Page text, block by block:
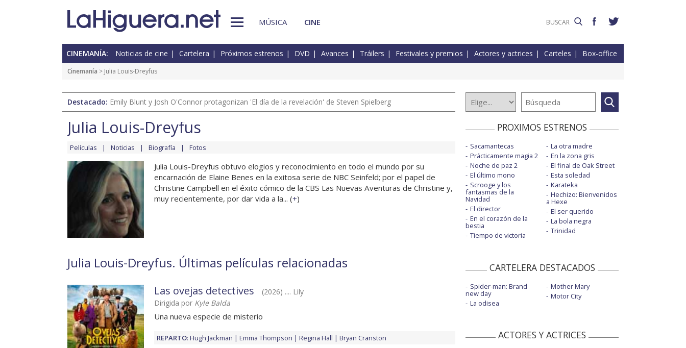
MÚSICA CINE
CINEMANÍA: Noticias de cine Cartelera Próximos estrenos DVD Avances Tráilers Festivales y premios Actores y actrices Carteles Box-office
Cinemanía > Julia Louis-Dreyfus
Destacado: Emily Blunt y Josh O'Connor protagonizan 'El día de la revelación' de Steven Spielberg
Julia Louis-Dreyfus
Películas Noticias Biografía Fotos
Julia Louis-Dreyfus obtuvo elogios y reconocimiento en todo el mundo por su
encarnación de Elaine Benes en la exitosa serie de NBC Seinfeld; por el papel de
Christine Campbell en el éxito cómico de la CBS Las Nuevas Aventuras de Christine y,
muy recientemente, por dar vida a la... (+)
Julia Louis-Dreyfus. Últimas películas relacionadas
Las ovejas detectives
(2026) .... Lily
Dirigida por Kyle Balda
Una nueva especie de misterio
REPARTO: Hugh Jackman Emma Thompson Regina Hall Bryan Cranston
PROXIMOS ESTRENOS
Sacamantecas
Prácticamente magia 2
Noche de paz 2
El último mono
Scrooge y los
fantasmas de la
Navidad
El director
En el corazón de la
bestia
Tiempo de victoria
La otra madre
En la zona gris
El final de Oak Street
Esta soledad
Karateka
Hechizo: Bienvenidos
a Hexe
El ser querido
La bola negra
Trinidad
CARTELERA DESTACADOS
Spider-man: Brand
new day
La odisea
Mother Mary
Motor City
ACTORES Y ACTRICES